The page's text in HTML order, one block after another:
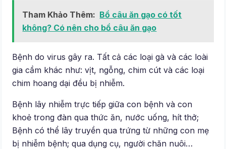
Tham Khảo Thêm: Bồ câu ăn gạo có tốt
không? Có nên cho bồ câu ăn gạo
Bệnh do virus gây ra. Tất cả các loại gà và các loài
gia cầm khác như: vịt, ngỗng, chim cút và các loại
chim hoang dại đều bị nhiễm.
Bệnh lây nhiễm trực tiếp giữa con bệnh và con
khoẻ trong đàn qua thức ăn, nước uống, hít thở;
Bệnh có thể lây truyền qua trứng từ những con mẹ
bị nhiễm bệnh; qua dụng cụ, người chăn nuôi…